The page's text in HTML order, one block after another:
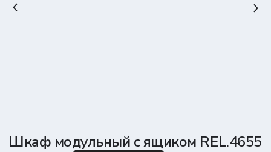
Шкаф модульный с ящиком REL.4655